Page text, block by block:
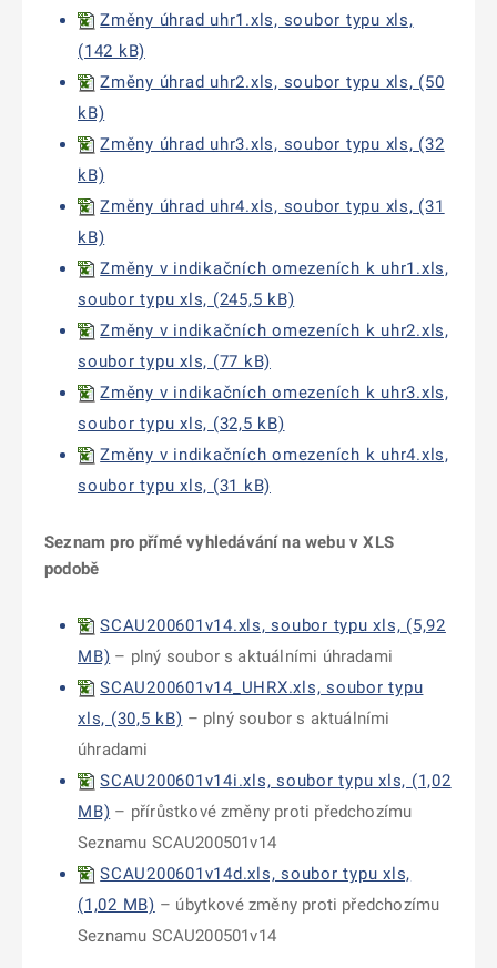
Změny úhrad uhr1.xls, soubor typu xls,
(142 kB)
Změny úhrad uhr2.xls, soubor typu xls, (50
kB)
Změny úhrad uhr3.xls, soubor typu xls, (32
kB)
Změny úhrad uhr4.xls, soubor typu xls, (31
kB)
Změny v indikačních omezeních k uhr1.xls,
soubor typu xls, (245,5 kB)
Změny v indikačních omezeních k uhr2.xls,
soubor typu xls, (77 kB)
Změny v indikačních omezeních k uhr3.xls,
soubor typu xls, (32,5 kB)
Změny v indikačních omezeních k uhr4.xls,
soubor typu xls, (31 kB)
Seznam pro přímé vyhledávání na webu v XLS
podobě
SCAU200601v14.xls, soubor typu xls, (5,92
MB) – plný soubor s aktuálními úhradami
SCAU200601v14_UHRX.xls, soubor typu
xls, (30,5 kB) – plný soubor s aktuálními
úhradami
SCAU200601v14i.xls, soubor typu xls, (1,02
MB) – přírůstkové změny proti předchozímu
Seznamu SCAU200501v14
SCAU200601v14d.xls, soubor typu xls,
(1,02 MB) – úbytkové změny proti předchozímu
Seznamu SCAU200501v14